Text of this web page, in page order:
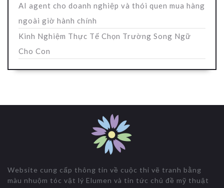
AI agent cho doanh nghiệp và thói quen mua hàng
ngoài giờ hành chính
Kinh Nghiệm Thực Tế Chọn Trường Song Ngữ
Cho Con
Website cung cấp thông tin về cuộc thi vẽ tranh bằng
màu nhuộm tóc vật lý Elumen và tin tức chủ đề mỹ thuật